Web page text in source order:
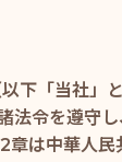
「当社」
令を遵守
は中華人